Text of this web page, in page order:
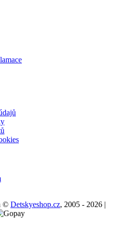
© Detskyeshop.cz, 2005 - 2026 |